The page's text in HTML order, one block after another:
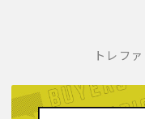
トレフ